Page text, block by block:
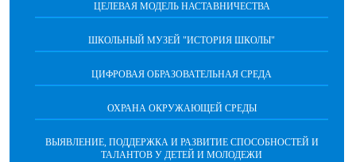
ЦЕЛЕВАЯ МОДЕЛЬ НАСТАВНИЧЕСТВА
ШКОЛЬНЫЙ МУЗЕЙ "ИСТОРИЯ ШКОЛЫ"
ЦИФРОВАЯ ОБРАЗОВАТЕЛЬНАЯ СРЕДА
ОХРАНА ОКРУЖАЮЩЕЙ СРЕДЫ
ВЫЯВЛЕНИЕ, ПОДДЕРЖКА И РАЗВИТИЕ СПОСОБНОСТЕЙ И
ТАЛАНТОВ У ДЕТЕЙ И МОЛОДЕЖИ